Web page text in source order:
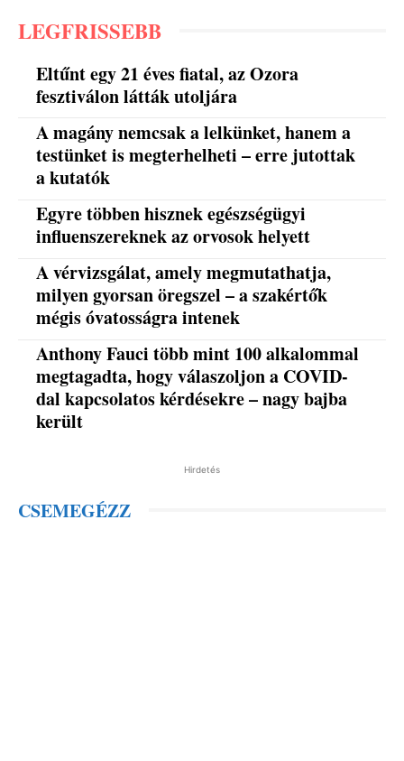
LEGFRISSEBB
Eltűnt egy 21 éves fiatal, az Ozora
fesztiválon látták utoljára
A magány nemcsak a lelkünket, hanem a
testünket is megterhelheti – erre jutottak
a kutatók
Egyre többen hisznek egészségügyi
influenszereknek az orvosok helyett
A vérvizsgálat, amely megmutathatja,
milyen gyorsan öregszel – a szakértők
mégis óvatosságra intenek
Anthony Fauci több mint 100 alkalommal
megtagadta, hogy válaszoljon a COVID-
dal kapcsolatos kérdésekre – nagy bajba
került
Hirdetés
CSEMEGÉZZ